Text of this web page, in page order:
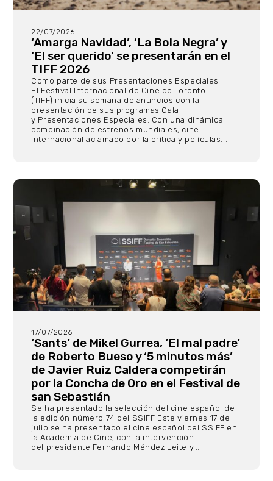
22/07/2026
‘Amarga Navidad’, ‘La Bola Negra’ y
‘El ser querido’ se presentarán en el
TIFF 2026
Como parte de sus Presentaciones Especiales
El Festival Internacional de Cine de Toronto
(TIFF) inicia su semana de anuncios con la
presentación de sus programas Gala
y Presentaciones Especiales. Con una dinámica
combinación de estrenos mundiales, cine
internacional aclamado por la crítica y películas...
17/07/2026
‘Sants’ de Mikel Gurrea, ‘El mal padre’
de Roberto Bueso y ‘5 minutos más’
de Javier Ruiz Caldera competirán
por la Concha de Oro en el Festival de
san Sebastián
Se ha presentado la selección del cine español de
la edición número 74 del SSIFF Este viernes 17 de
julio se ha presentado el cine español del SSIFF en
la Academia de Cine, con la intervención
del presidente Fernando Méndez Leite y...